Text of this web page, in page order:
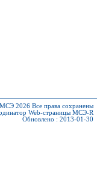
МСЭ 2026 Все права сохранены
Web-страницы МСЭ-R
Обновлено : 2013-01-30